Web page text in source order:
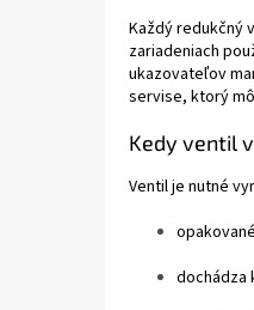
Každý redukčný
zariadeniach
ukazovateľov
servise, ktorý
Kedy ventil
Ventil je nutné
dochádza